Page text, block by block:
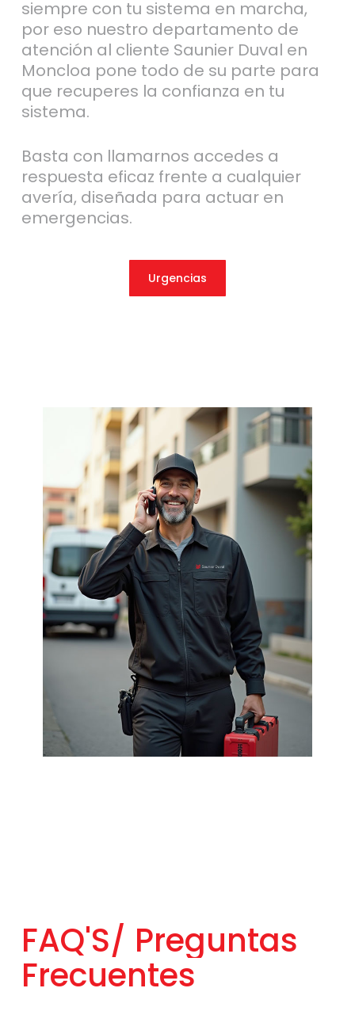
siempre con tu sistema en marcha,
por eso nuestro departamento de
atención al cliente Saunier Duval en
Moncloa pone todo de su parte para
que recuperes la confianza en tu
sistema.
Basta con llamarnos accedes a
respuesta eficaz frente a cualquier
avería, diseñada para actuar en
emergencias.
Urgencias
FAQ'S/ Preguntas
Frecuentes